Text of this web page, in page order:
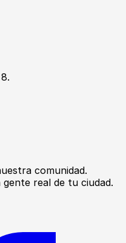
comunidad.
real de tu ciudad.